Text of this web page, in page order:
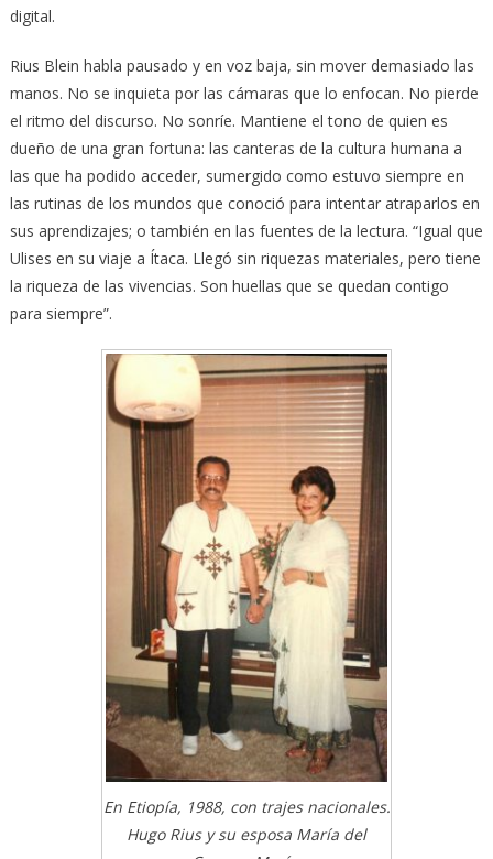
digital.
Rius Blein habla pausado y en voz baja, sin mover demasiado las
manos. No se inquieta por las cámaras que lo enfocan. No pierde
el ritmo del discurso. No sonríe. Mantiene el tono de quien es
dueño de una gran fortuna: las canteras de la cultura humana a
las que ha podido acceder, sumergido como estuvo siempre en
las rutinas de los mundos que conoció para intentar atraparlos en
sus aprendizajes; o también en las fuentes de la lectura. “Igual que
Ulises en su viaje a Ítaca. Llegó sin riquezas materiales, pero tiene
la riqueza de las vivencias. Son huellas que se quedan contigo
para siempre”.
En Etiopía, 1988, con trajes nacionales.
Hugo Rius y su esposa María del